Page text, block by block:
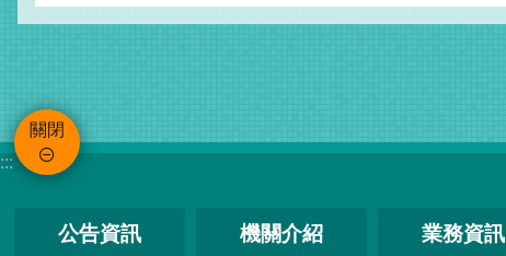
關閉
:::
公告資訊 機關介紹 業務資訊